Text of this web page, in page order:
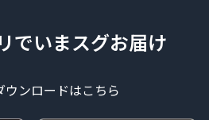
でいまスグお届け
ウンロードはこちら